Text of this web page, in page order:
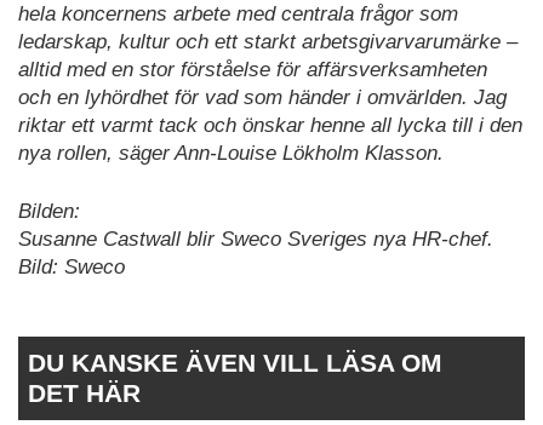
hela koncernens arbete med centrala frågor som
ledarskap, kultur och ett starkt arbetsgivarvarumärke –
alltid med en stor förståelse för affärsverksamheten
och en lyhördhet för vad som händer i omvärlden. Jag
riktar ett varmt tack och önskar henne all lycka till i den
nya rollen, säger Ann-Louise Lökholm Klasson.
Bilden:
Susanne Castwall blir Sweco Sveriges nya HR-chef.
Bild: Sweco
DU KANSKE ÄVEN VILL LÄSA OM
DET HÄR